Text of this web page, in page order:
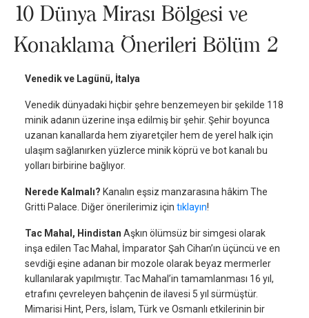
10 Dünya Mirası Bölgesi ve
Konaklama Önerileri Bölüm 2
Venedik ve Lagünü, İtalya
Venedik dünyadaki hiçbir şehre benzemeyen bir şekilde 118
minik adanın üzerine inşa edilmiş bir şehir. Şehir boyunca
uzanan kanallarda hem ziyaretçiler hem de yerel halk için
ulaşım sağlanırken yüzlerce minik köprü ve bot kanalı bu
yolları birbirine bağlıyor.
Nerede Kalmalı? Kanalın eşsiz manzarasına hâkim The
Gritti Palace. Diğer önerilerimiz için tıklayın!
Tac Mahal, Hindistan Aşkın ölümsüz bir simgesi olarak
inşa edilen Tac Mahal, İmparator Şah Cihan’ın üçüncü ve en
sevdiği eşine adanan bir mozole olarak beyaz mermerler
kullanılarak yapılmıştır. Tac Mahal’in tamamlanması 16 yıl,
etrafını çevreleyen bahçenin de ilavesi 5 yıl sürmüştür.
Mimarisi Hint, Pers, İslam, Türk ve Osmanlı etkilerinin bir